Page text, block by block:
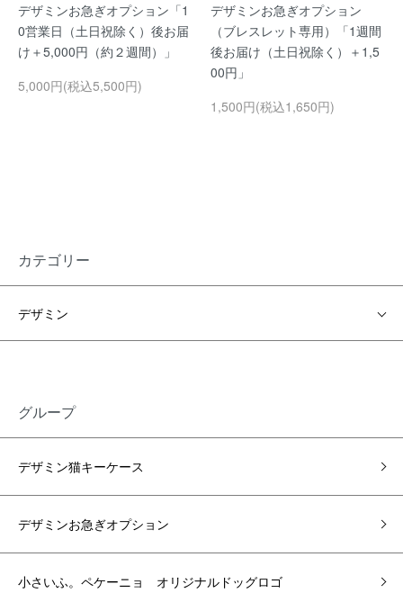
デザミンお急ぎオプション「1
0営業日（土日祝除く）後お届
け＋5,000円（約２週間）」
5,000円(税込5,500円)
デザミンお急ぎオプション
（ブレスレット専用）「1週間
後お届け（土日祝除く）＋1,5
00円」
1,500円(税込1,650円)
カテゴリー
デザミン
グループ
デザミン猫キーケース
デザミンお急ぎオプション
小さいふ。ペケーニョ オリジナルドッグロゴ